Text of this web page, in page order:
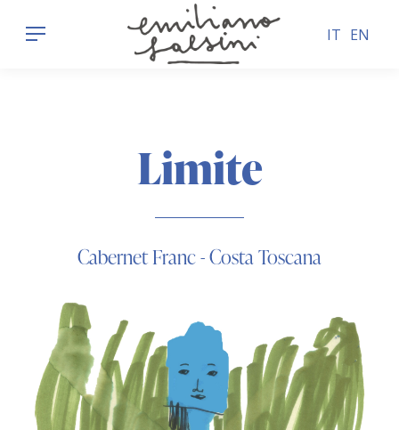
IT EN
Limite
Cabernet Franc - Costa Toscana